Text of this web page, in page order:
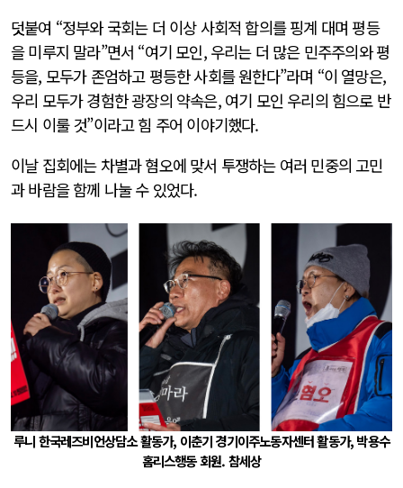
덧붙여 “정부와 국회는 더 이상 사회적 합의를 핑계 대며 평등
을 미루지 말라”면서 “여기 모인, 우리는 더 많은 민주주의와 평
등을, 모두가 존엄하고 평등한 사회를 원한다”라며 “이 열망은,
우리 모두가 경험한 광장의 약속은, 여기 모인 우리의 힘으로 반
드시 이룰 것”이라고 힘 주어 이야기했다.
이날 집회에는 차별과 혐오에 맞서 투쟁하는 여러 민중의 고민
과 바람을 함께 나눌 수 있었다.
루니 한국레즈비언상담소 활동가, 이춘기 경기이주노동자센터 활동가, 박용수
홈리스행동 회원. 참세상